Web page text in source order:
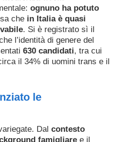
ognuno ha potuto
che in Italia è quasi
. Si è registrato sì il
l’identità di genere del
630 candidati, tra cui
il 34% di uomini trans e il
le
Dal contesto
famigliare e il